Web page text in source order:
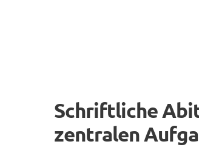
Schriftliche
zentralen